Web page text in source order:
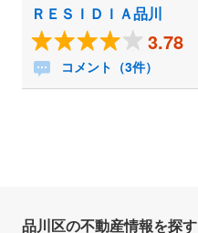
ＲＥＳＩＤＩＡ品川
3.78
コメント（3件）
品川区の不動産情報を探す